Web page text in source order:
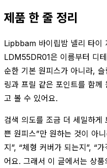
제품 한 줄 정리
Lipbbam 바이립밤 넬리 타이
LDM55DR01은 이름부터 디
순한 기본 원피스가 아니라,
링과 프릴 같은 포인트를 함께
고 볼 수 있어요.
검색 의도를 조금 더 세밀하게
쁜 원피스”만 원하는 것이 아
지”, “체형 커버가 되는지”, “
어요. 그래서 이 글에서는 상